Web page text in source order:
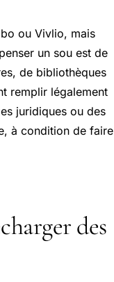
ou Vivlio, mais
un sou est de
de bibliothèques
remplir légalement
juridiques ou des
à condition de faire
des